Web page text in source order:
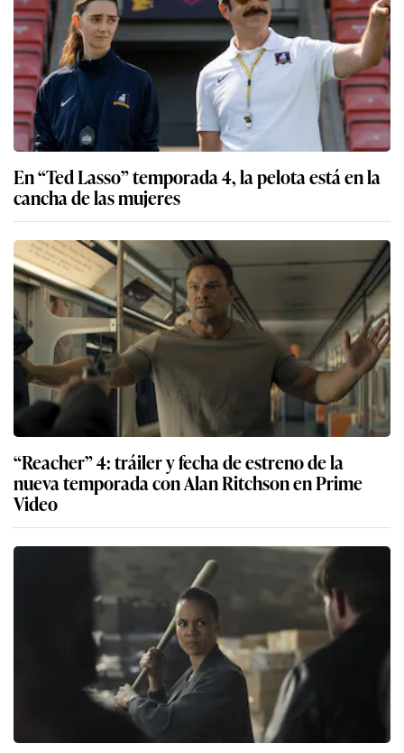
En “Ted Lasso” temporada 4, la pelota está en la
cancha de las mujeres
“Reacher” 4: tráiler y fecha de estreno de la
nueva temporada con Alan Ritchson en Prime
Video